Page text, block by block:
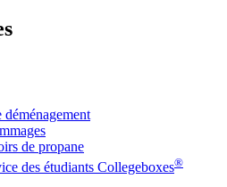
déménagement
de propane
des étudiants Collegeboxes®